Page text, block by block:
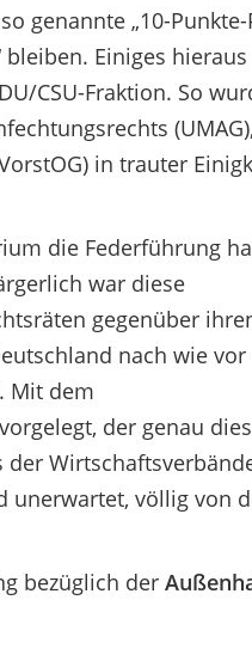
genannte „10-Punkte-
Einiges hieraus
CSU-Fraktion. So
in trauter
die Federführung
war diese
gegenüber
nach wie vor
Mit dem
der genau
der
unerwartet, völlig von
bezüglich der